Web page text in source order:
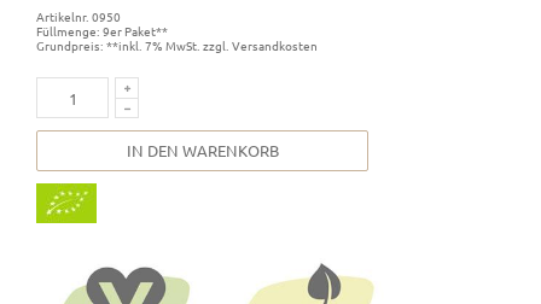
Artikelnr. 0950
Füllmenge: 9er Paket**
Grundpreis: **inkl. 7% MwSt. zzgl. Versandkosten
IN DEN WARENKORB